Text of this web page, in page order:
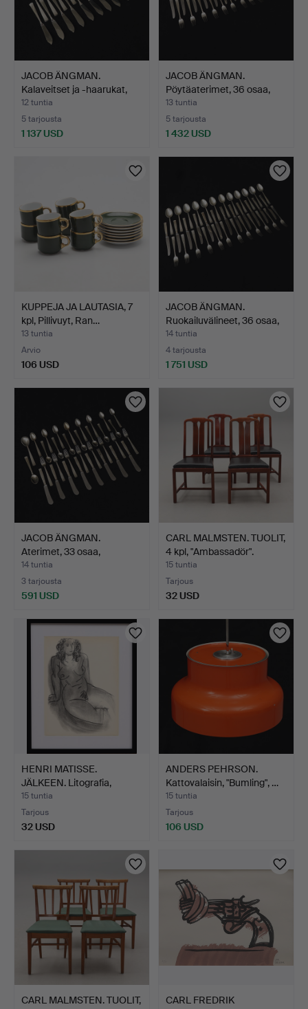
JACOB ÄNGMAN.
Kalaveitset ja -haarukat,
22…
12 tuntia
5 tarjousta
1 137 USD
JACOB ÄNGMAN.
Pöytäaterimet, 36 osaa,
hope…
13 tuntia
5 tarjousta
1 432 USD
KUPPEJA JA LAUTASIA, 7
kpl, Pillivuyt, Ran…
13 tuntia
Arvio
106 USD
JACOB ÄNGMAN.
Ruokailuvälineet, 36 osaa,
h…
14 tuntia
4 tarjousta
1 751 USD
JACOB ÄNGMAN.
Aterimet, 33 osaa,
"Rosenhol…
14 tuntia
3 tarjousta
591 USD
CARL MALMSTEN. TUOLIT,
4 kpl, "Ambassadör".
15 tuntia
Tarjous
32 USD
HENRI MATISSE.
JÄLKEEN. Litografia,
teokse…
15 tuntia
Tarjous
32 USD
ANDERS PEHRSON.
Kattovalaisin, "Bumling", …
15 tuntia
Tarjous
106 USD
CARL MALMSTEN. TUOLIT,
CARL FREDRIK